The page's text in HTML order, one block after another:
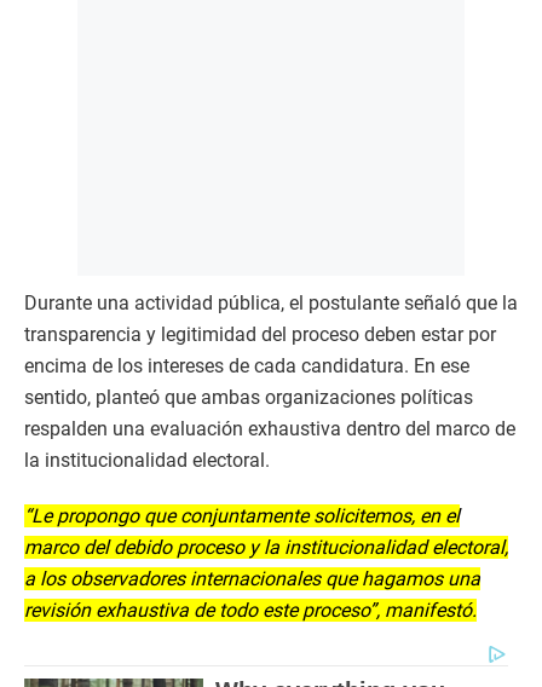
Durante una actividad pública, el postulante señaló que la
transparencia y legitimidad del proceso deben estar por
encima de los intereses de cada candidatura. En ese
sentido, planteó que ambas organizaciones políticas
respalden una evaluación exhaustiva dentro del marco de
la institucionalidad electoral.
“Le propongo que conjuntamente solicitemos, en el
marco del debido proceso y la institucionalidad electoral,
a los observadores internacionales que hagamos una
revisión exhaustiva de todo este proceso”, manifestó.